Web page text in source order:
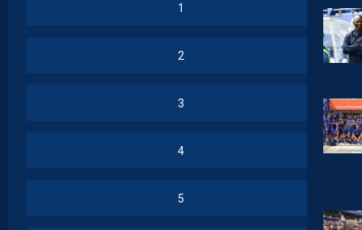
1
2
3
4
5